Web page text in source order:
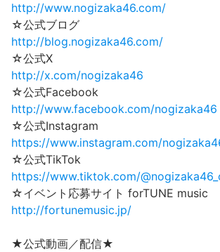
http://www.nogizaka46.com/
☆公式ブログ
http://blog.nogizaka46.com/
☆公式X
http://x.com/nogizaka46
☆公式Facebook
http://www.facebook.com/nogizaka46
☆公式Instagram
https://www.instagram.com/
☆公式TikTok
https://www.tiktok.com/
☆イベント応募サイト forTUNE music
http://fortunemusic.jp/
★公式動画／配信★